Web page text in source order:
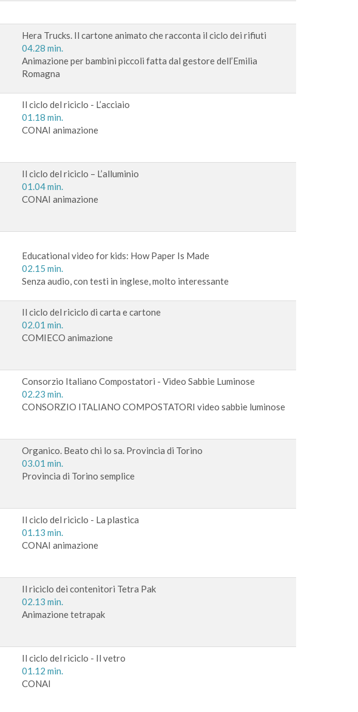
Hera Trucks. Il cartone animato che racconta il ciclo dei rifiuti
04.28 min.
Animazione per bambini piccoli fatta dal gestore dell’Emilia
Romagna
Il ciclo del riciclo - L’acciaio
01.18 min.
CONAI animazione
Il ciclo del riciclo – L’alluminio
01.04 min.
CONAI animazione
Educational video for kids: How Paper Is Made
02.15 min.
Senza audio, con testi in inglese, molto interessante
Il ciclo del riciclo di carta e cartone
02.01 min.
COMIECO animazione
Consorzio Italiano Compostatori - Video Sabbie Luminose
02.23 min.
CONSORZIO ITALIANO COMPOSTATORI video sabbie luminose
Organico. Beato chi lo sa. Provincia di Torino
03.01 min.
Provincia di Torino semplice
Il ciclo del riciclo - La plastica
01.13 min.
CONAI animazione
Il riciclo dei contenitori Tetra Pak
02.13 min.
Animazione tetrapak
Il ciclo del riciclo - Il vetro
01.12 min.
CONAI